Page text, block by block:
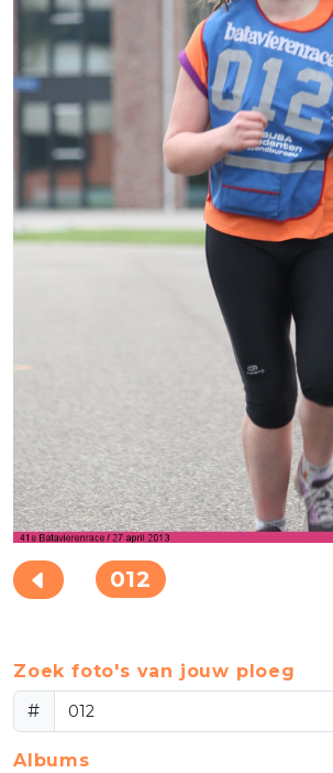
012
Zoek foto's van jouw ploeg
#
Albums